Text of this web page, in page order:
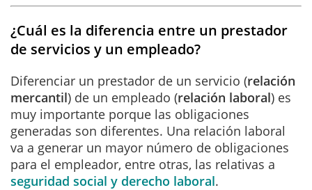
¿Cuál es la diferencia entre un prestador
de servicios y un empleado?
Diferenciar un prestador de un servicio (relación
mercantil) de un empleado (relación laboral) es
muy importante porque las obligaciones
generadas son diferentes. Una relación laboral
va a generar un mayor número de obligaciones
para el empleador, entre otras, las relativas a
seguridad social y derecho laboral.